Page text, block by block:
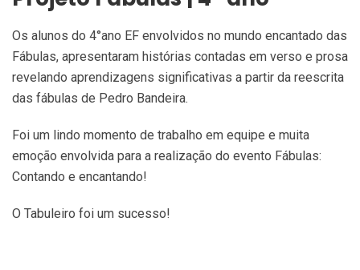
Os alunos do 4°ano EF envolvidos no mundo encantado das
Fábulas, apresentaram histórias contadas em verso e prosa
revelando aprendizagens significativas a partir da reescrita
das fábulas de Pedro Bandeira.
Foi um lindo momento de trabalho em equipe e muita
emoção envolvida para a realização do evento Fábulas:
Contando e encantando!
O Tabuleiro foi um sucesso!